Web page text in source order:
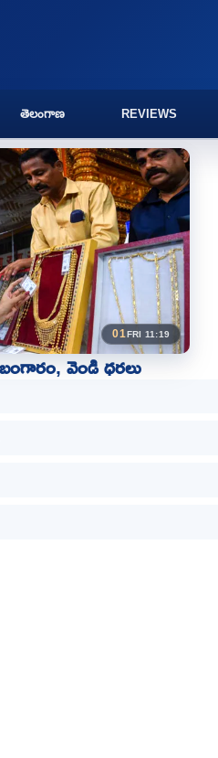
తెలంగాణ REVIEWS
01FRI 11:19
వెండి ధరలు